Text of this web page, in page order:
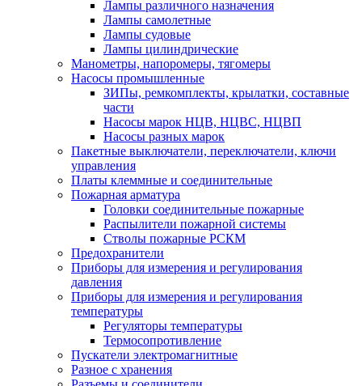
Лампы различного назначения
Лампы самолетные
Лампы судовые
Лампы цилиндрические
Манометры, напоромеры, тягомеры
Насосы промышленные
ЗИПы, ремкомплекты, крылатки, составные
части
Насосы марок НЦВ, НЦВС, НЦВП
Насосы разных марок
Пакетные выключатели, переключатели, ключи
управления
Платы клеммные и соединительные
Пожарная арматура
Головки соединительные пожарные
Распылители пожарной системы
Стволы пожарные РСКМ
Предохранители
Приборы для измерения и регулирования
давления
Приборы для измерения и регулирования
температуры
Регуляторы температуры
Термосопротивление
Пускатели электромагнитные
Разное с хранения